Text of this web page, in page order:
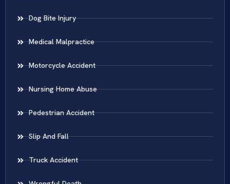
Dog Bite Injury
Medical Malpractice
Motorcycle Accident
Nursing Home Abuse
Pedestrian Accident
Slip And Fall
Truck Accident